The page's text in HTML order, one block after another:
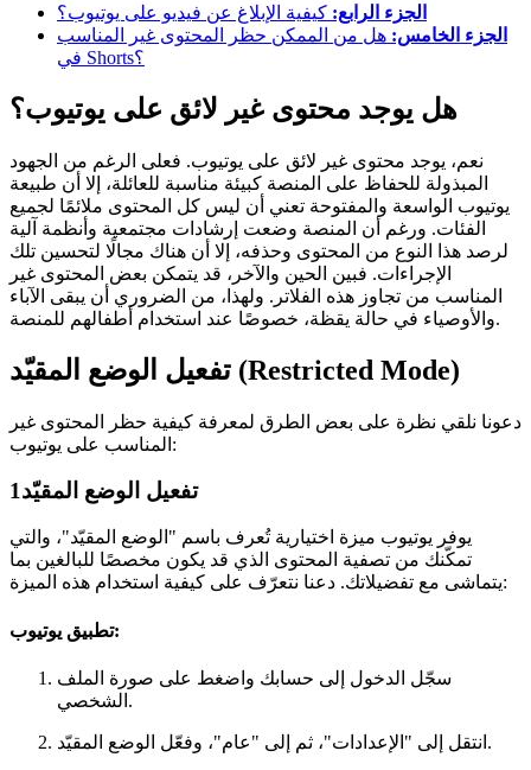
الجزء الرابع: كيفية الإبلاغ عن فيديو على يوتيوب؟
الجزء الخامس: هل من الممكن حظر المحتوى غير المناسب
في Shorts؟
هل يوجد محتوى غير لائق على يوتيوب؟
نعم، يوجد محتوى غير لائق على يوتيوب. فعلى الرغم من الجهود
المبذولة للحفاظ على المنصة كبيئة مناسبة للعائلة، إلا أن طبيعة
يوتيوب الواسعة والمفتوحة تعني أن ليس كل المحتوى ملائمًا لجميع
الفئات. ورغم أن المنصة وضعت إرشادات مجتمعية وأنظمة آلية
لرصد هذا النوع من المحتوى وحذفه، إلا أن هناك مجالًا لتحسين تلك
الإجراءات. فبين الحين والآخر، قد يتمكن بعض المحتوى غير
المناسب من تجاوز هذه الفلاتر. ولهذا، من الضروري أن يبقى الآباء
والأوصياء في حالة يقظة، خصوصًا عند استخدام أطفالهم للمنصة.
تفعيل الوضع المقيّد (Restricted Mode)
دعونا نلقي نظرة على بعض الطرق لمعرفة كيفية حظر المحتوى غير
المناسب على يوتيوب:
1تفعيل الوضع المقيّد
يوفر يوتيوب ميزة اختيارية تُعرف باسم "الوضع المقيّد"، والتي
تمكّنك من تصفية المحتوى الذي قد يكون مخصصًا للبالغين بما
يتماشى مع تفضيلاتك. دعنا نتعرّف على كيفية استخدام هذه الميزة:
تطبيق يوتيوب:
سجّل الدخول إلى حسابك واضغط على صورة الملف
الشخصي.
انتقل إلى "الإعدادات"، ثم إلى "عام"، وفعّل الوضع المقيّد.